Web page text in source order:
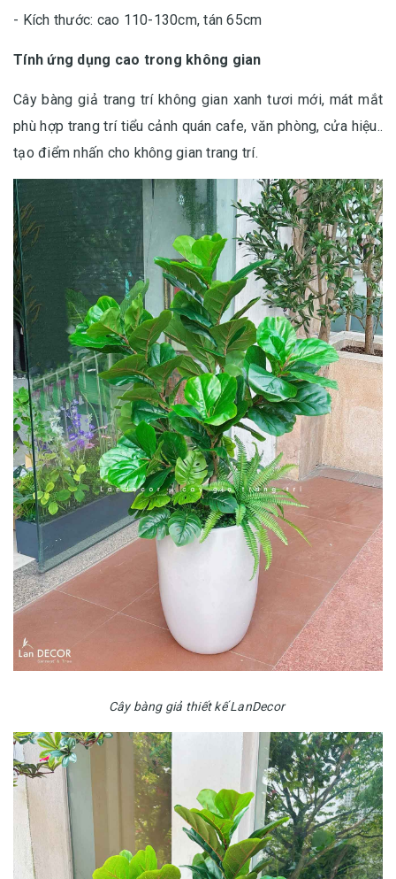
- Kích thước: cao 110-130cm, tán 65cm
Tính ứng dụng cao trong không gian
Cây bàng giả trang trí không gian xanh tươi mới, mát mắt
phù hợp trang trí tiểu cảnh quán cafe, văn phòng, cửa hiệu..
tạo điểm nhấn cho không gian trang trí.
Cây bàng giả thiết kế LanDecor